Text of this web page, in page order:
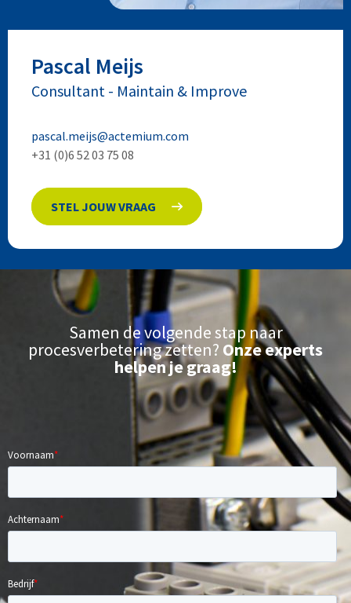
Pascal Meijs
Consultant - Maintain & Improve
pascal.meijs@actemium.com
+31 (0)6 52 03 75 08
STEL JOUW VRAAG
Samen de volgende stap naar
procesverbetering zetten? Onze experts
helpen je graag!